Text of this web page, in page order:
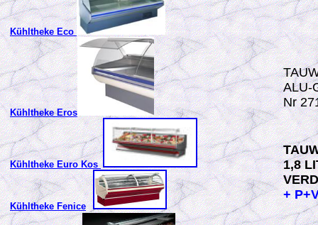
Kühltheke Eco
Kühltheke Eros
Kühltheke Euro Kos
Kühltheke Fenice
ALU-
Nr
1,8
+